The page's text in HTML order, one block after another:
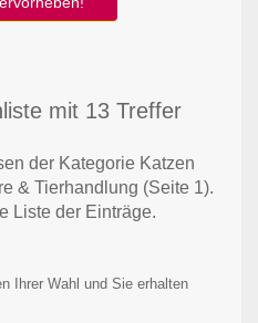
mit 13 Treffer
der Kategorie Katzen
& Tierhandlung (Seite 1).
Liste der Einträge.
Ihrer Wahl und Sie erhalten